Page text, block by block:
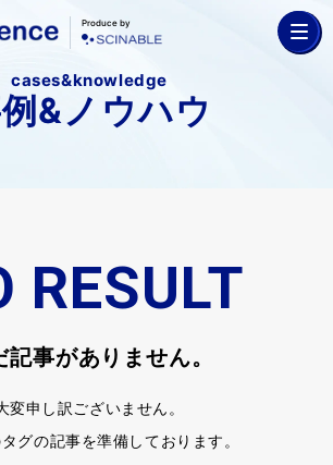
Produce by
cases&knowledge
&ノウハウ
RESULT
記事がありません。
変申し訳ございません。
グの記事を準備しております。